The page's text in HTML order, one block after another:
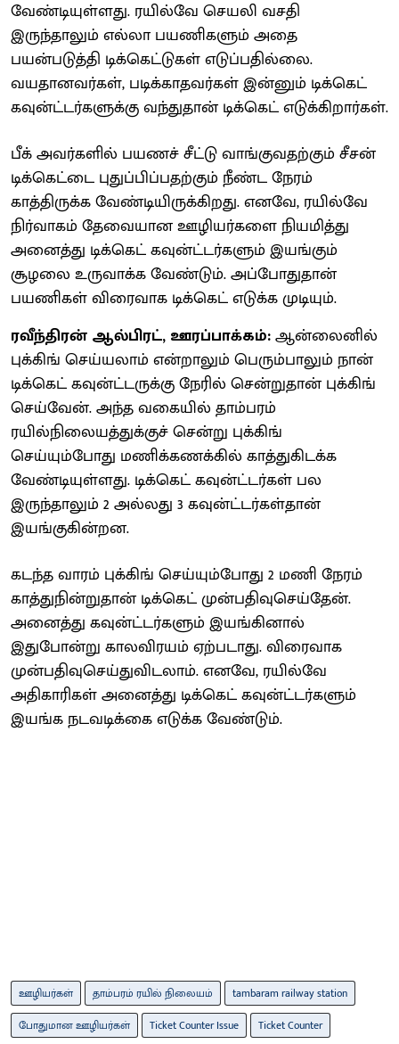
வேண்டியுள்ளது. ரயில்வே செயலி வசதி
இருந்தாலும் எல்லா பயணிகளும் அதை
பயன்படுத்தி டிக்கெட்டுகள் எடுப்பதில்லை.
வயதானவர்கள், படிக்காதவர்கள் இன்னும் டிக்கெட்
கவுன்ட்டர்களுக்கு வந்துதான் டிக்கெட் எடுக்கிறார்கள்.
பீக் அவர்களில் பயணச் சீட்டு வாங்குவதற்கும் சீசன்
டிக்கெட்டை புதுப்பிப்பதற்கும் நீண்ட நேரம்
காத்திருக்க வேண்டியிருக்கிறது. எனவே, ரயில்வே
நிர்வாகம் தேவையான ஊழியர்களை நியமித்து
அனைத்து டிக்கெட் கவுன்ட்டர்களும் இயங்கும்
சூழலை உருவாக்க வேண்டும். அப்போதுதான்
பயணிகள் விரைவாக டிக்கெட் எடுக்க முடியும்.
ரவீந்திரன் ஆல்பிரட், ஊரப்பாக்கம்:ஆன்லைனில்
புக்கிங் செய்யலாம் என்றாலும் பெரும்பாலும் நான்
டிக்கெட் கவுன்ட்டருக்கு நேரில் சென்றுதான் புக்கிங்
செய்வேன். அந்த வகையில் தாம்பரம்
ரயில்நிலையத்துக்குச் சென்று புக்கிங்
செய்யும்போது மணிக்கணக்கில் காத்துகிடக்க
வேண்டியுள்ளது. டிக்கெட் கவுன்ட்டர்கள் பல
இருந்தாலும் 2 அல்லது 3 கவுன்ட்டர்கள்தான்
இயங்குகின்றன.
கடந்த வாரம் புக்கிங் செய்யும்போது 2 மணி நேரம்
காத்துநின்றுதான் டிக்கெட் முன்பதிவுசெய்தேன்.
அனைத்து கவுன்ட்டர்களும் இயங்கினால்
இதுபோன்று காலவிரயம் ஏற்படாது. விரைவாக
முன்பதிவுசெய்துவிடலாம். எனவே, ரயில்வே
அதிகாரிகள் அனைத்து டிக்கெட் கவுன்ட்டர்களும்
இயங்க நடவடிக்கை எடுக்க வேண்டும்.
ஊழியர்கள் தாம்பரம் ரயில் நிலையம்
tambaram railway station
போதுமான ஊழியர்கள்
Ticket Counter Issue Ticket Counter